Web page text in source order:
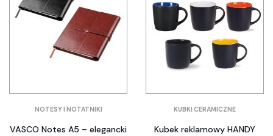
NOTESY I NOTATNIKI
VASCO Notes A5 – elegancki
KUBKI CERAMICZNE
Kubek reklamowy HANDY